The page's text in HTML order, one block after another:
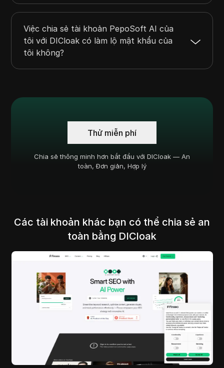
Việc chia sẻ tài khoản PepoSoft AI của
tôi với DICloak có làm lộ mật khẩu của
tôi không?
Thử miễn phí
Chia sẻ thông minh hơn bắt đầu với DICloak — An
toàn, Đơn giản, Hợp lý
Các tài khoản khác bạn có thể chia sẻ an
toàn bằng DICloak